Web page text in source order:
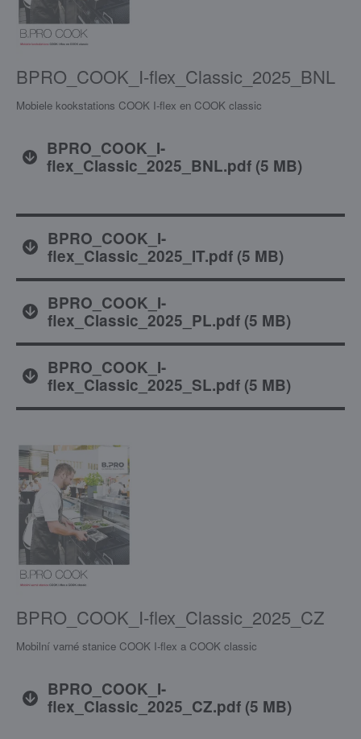
BPRO_COOK_I-flex_Classic_2025_BNL
Mobiele kookstations COOK I-flex en COOK classic
BPRO_COOK_I-
flex_Classic_2025_BNL.pdf (5 MB)
BPRO_COOK_I-
flex_Classic_2025_IT.pdf (5 MB)
BPRO_COOK_I-
flex_Classic_2025_PL.pdf(5 MB)
BPRO_COOK_I-
flex_Classic_2025_SL.pdf(5 MB)
BPRO_COOK_I-flex_Classic_2025_CZ
Mobilní varné stanice COOK I-flex a COOK classic
BPRO_COOK_I-
flex_Classic_2025_CZ.pdf(5 MB)